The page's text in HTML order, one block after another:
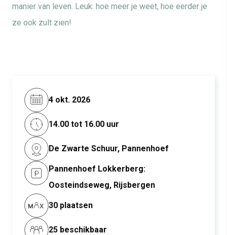
manier van leven. Leuk: hoe meer je weet, hoe eerder je
ze ook zult zien!
4 okt. 2026
14.00 tot 16.00 uur
De Zwarte Schuur, Pannenhoef
Pannenhoef Lokkerberg:
Oosteindseweg, Rijsbergen
30 plaatsen
25 beschikbaar